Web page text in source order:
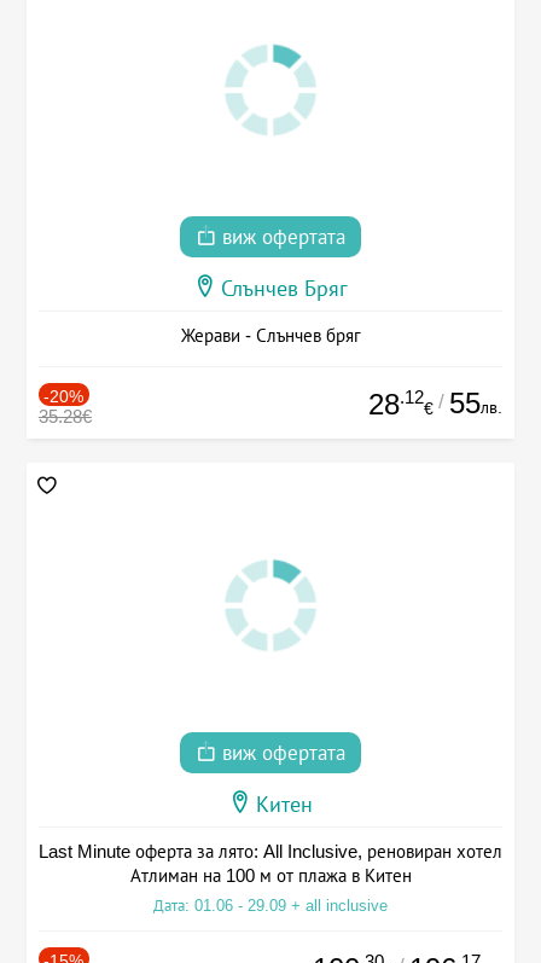
виж офертата
Слънчев Бряг
Жерави - Слънчев бряг
-20%
35.28€ 28.12
€ / 55лв.
виж офертата
Китен
Last Minute оферта за лято: All Inclusive, реновиран хотел
Атлиман на 100 м от плажа в Китен
Дата: 01.06 - 29.09 + all inclusive